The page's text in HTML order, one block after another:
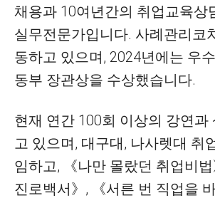
채용과 10여년간의 취업교육상
실무전문가입니다. 사례관리코
동하고 있으며, 2024년에는 우
동부 장관상을 수상했습니다.
현재 연간 100회 이상의 강연과
고 있으며, 대구대, 나사렛대 취
임하고, 《나만 몰랐던 취업비
진로백서》, 《서른 번 직업을